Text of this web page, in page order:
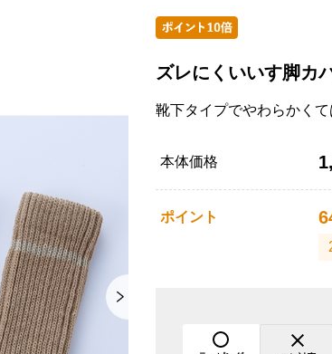
ズレにくいいす脚カ
靴下タイプでやわらかく
本体価格
ポイント